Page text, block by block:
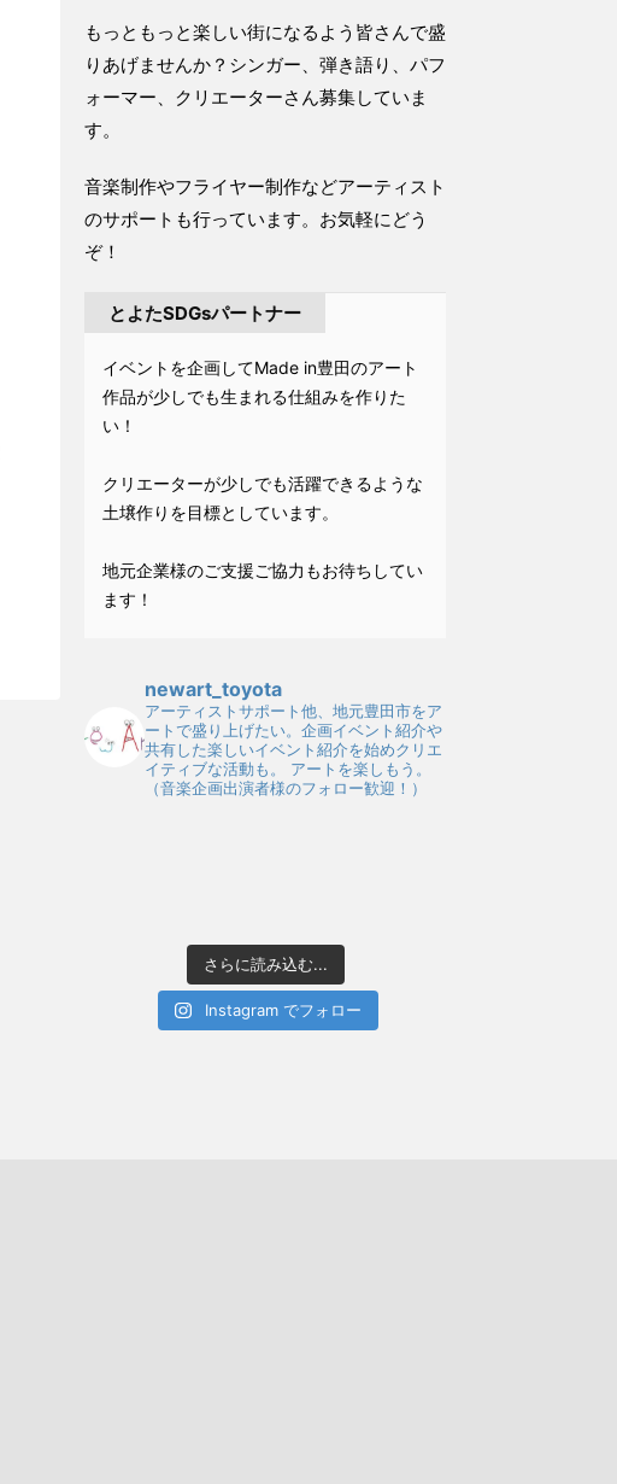
もっともっと楽しい街になるよう皆さんで盛
りあげませんか？シンガー、弾き語り、パフ
ォーマー、クリエーターさん募集していま
す。
音楽制作やフライヤー制作などアーティスト
のサポートも行っています。お気軽にどう
ぞ！
とよたSDGsパートナー
イベントを企画してMade in豊田のアート
作品が少しでも生まれる仕組みを作りた
い！
クリエーターが少しでも活躍できるような
土壌作りを目標としています。
地元企業様のご支援ご協力もお待ちしてい
ます！
newart_toyota
アーティストサポート他、地元豊田市をア
ートで盛り上げたい。企画イベント紹介や
共有した楽しいイベント紹介を始めクリエ
イティブな活動も。
アートを楽しもう。
（音楽企画出演者様のフォロー歓迎！）
さらに読み込む...
Instagram でフォロー